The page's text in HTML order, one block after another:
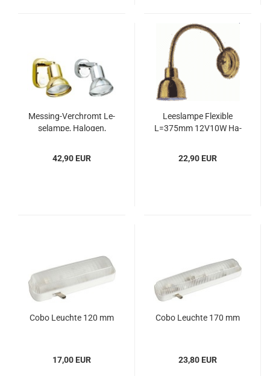
Messing-​​Ver­chromt Le­
se­lam­pe, Ha­lo­gen,
42,90 EUR
Lees­lam­pe Fle­xi­ble
L=375mm 12V10W Ha­
22,90 EUR
Cobo Leuch­te 120 mm
17,00 EUR
Cobo Leuch­te 170 mm
23,80 EUR